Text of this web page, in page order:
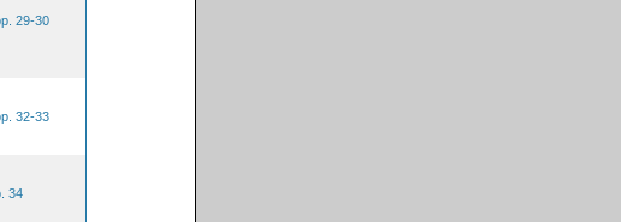
29-30
32-33
34